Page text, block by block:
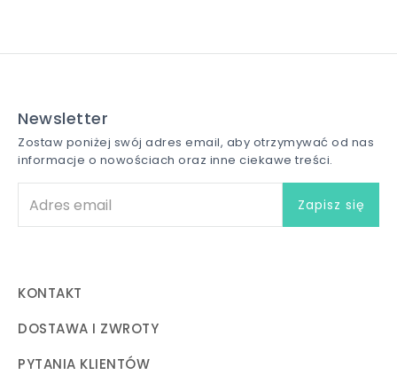
Newsletter
Zostaw poniżej swój adres email, aby otrzymywać od nas
informacje o nowościach oraz inne ciekawe treści.
KONTAKT
DOSTAWA I ZWROTY
PYTANIA KLIENTÓW